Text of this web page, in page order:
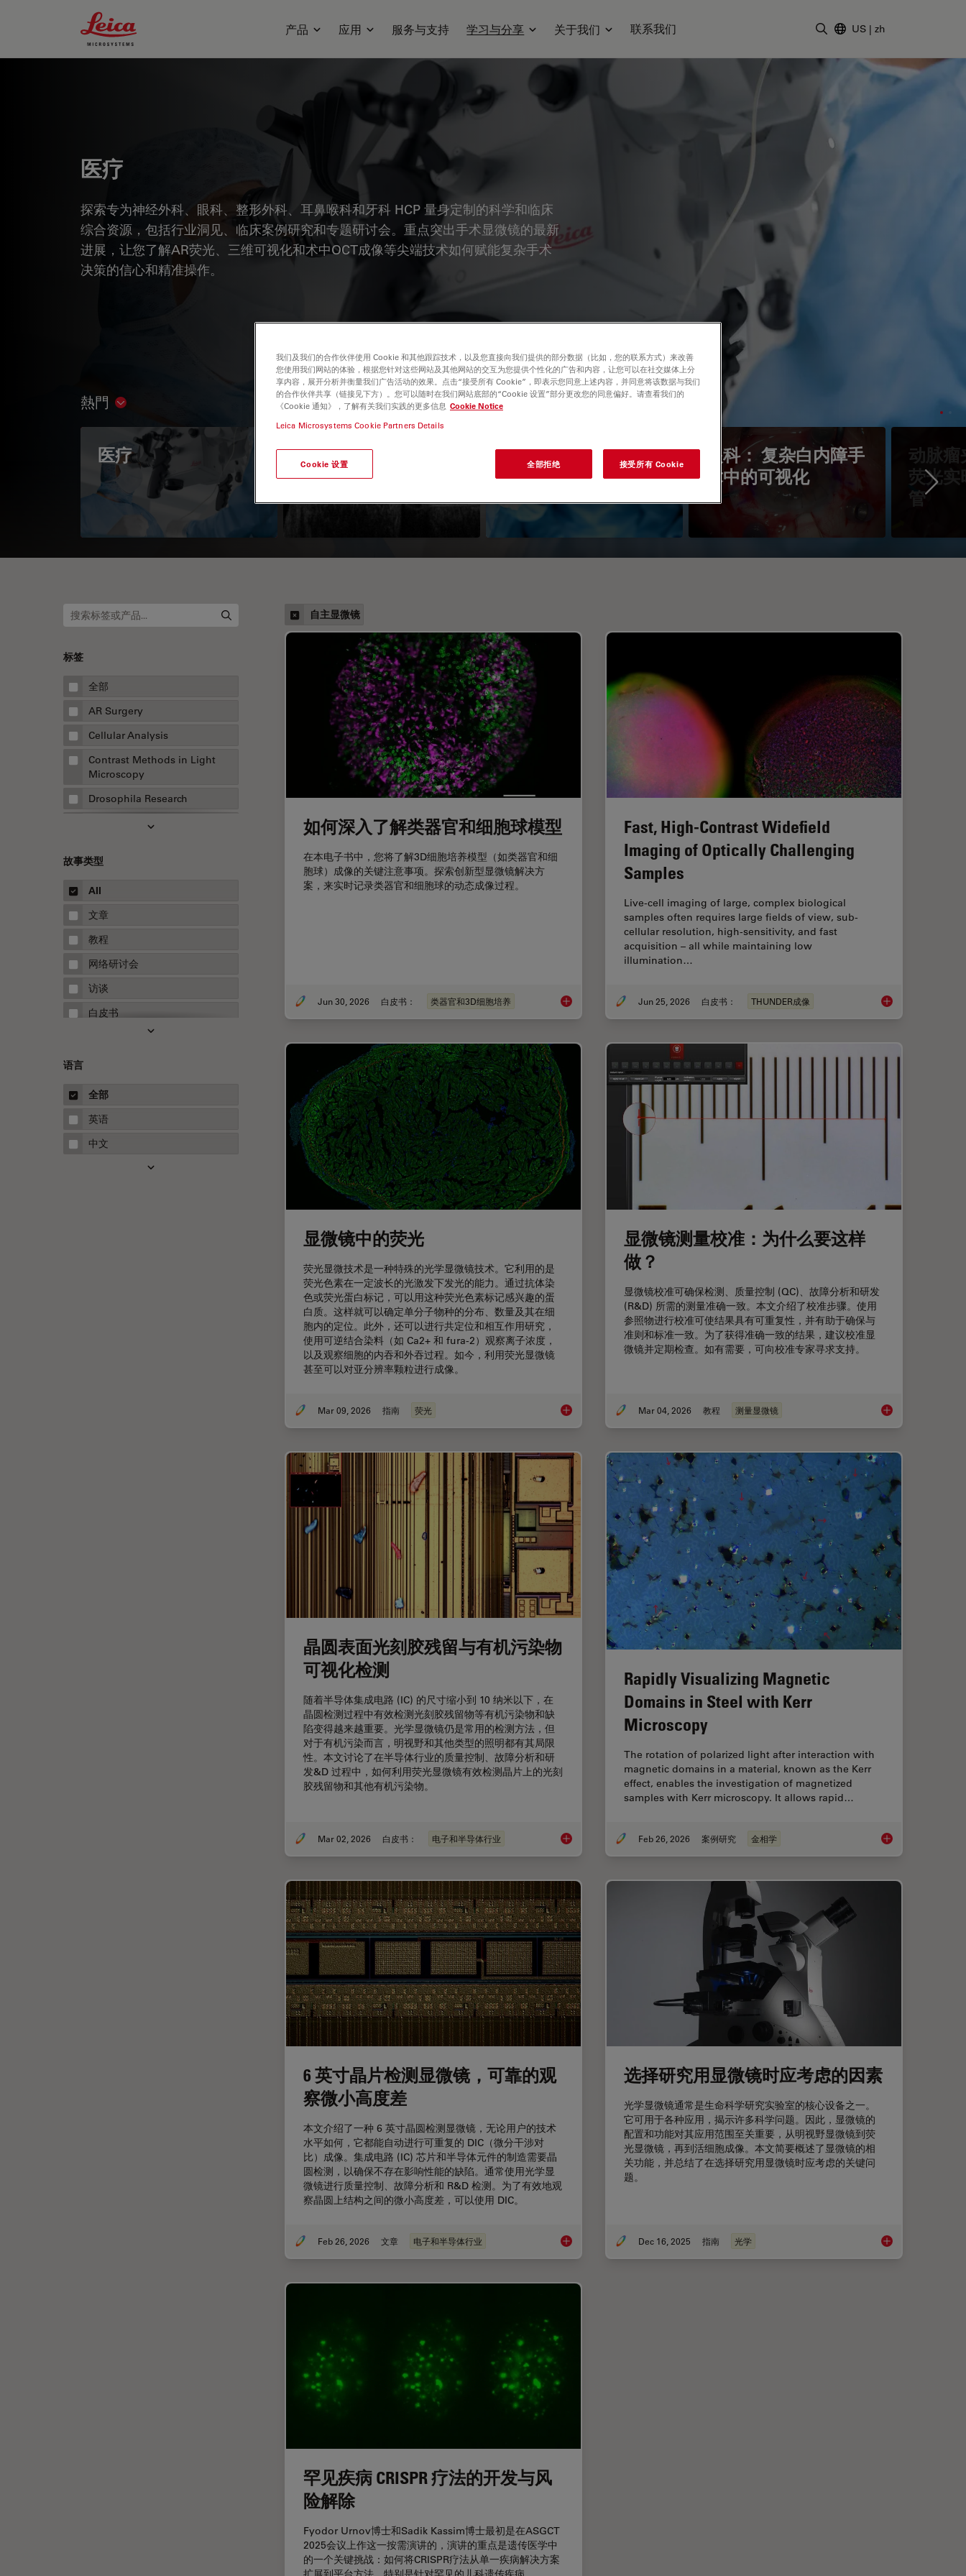
Leica Microsystems Logo
产品 应用 服务与支持 学习与分享 关于我们 联系我们 US | zh
医疗
探索专为神经外科、眼科、整形外科、耳鼻喉科和牙科 HCP 量身定制的科学和临床
综合资源，包括行业洞见、临床案例研究和专题研讨会。重点突出手术显微镜的最新
进展，让您了解AR荧光、三维可视化和术中OCT成像等尖端技术如何赋能复杂手术
决策的信心和精准操作。
熱門 Show subnavigation
医疗 眼科OCT成像系统
如何安装手术显微镜
无菌保护罩
眼科： 复杂白内障手
术中的可视化
动脉瘤
荧光
管
标签
全部
AR Surgery
Cellular Analysis
Contrast Methods in Light
Microscopy
Drosophila Research
EMBL 成像中心
FluoSync
HyD检测器（磷砷化镓混合检测
器）
Inverted Microscopy
Microhub成像
Neuro-Oncology
Neurovascular Surgery
故事类型
All
文章
教程
网络研讨会
访谈
白皮书
指南
语言
全部
英语
中文
自主显微镜
如何深入了解类器官和细胞球模型
在本电子书中，您将了解3D细胞培养模型（如类器官和细
胞球）成像的关键注意事项。探索创新型显微镜解决方
案，来实时记录类器官和细胞球的动态成像过程。
Jun 30, 2026 白皮书： 类器官和3D细胞培养 如何深入了解类器官和细胞球模型
Fast, High-Contrast Widefield
Imaging of Optically Challenging
Samples
Live‑cell imaging of large, complex biological
samples often requires large fields of view, sub-
cellular resolution, high-sensitivity, and fast
acquisition – all while maintaining low
illumination…
Jun 25, 2026 白皮书： THUNDER成像 Fast, High-Contrast
显微镜中的荧光
荧光显微技术是一种特殊的光学显微镜技术。它利用的是
荧光色素在一定波长的光激发下发光的能力。通过抗体染
色或荧光蛋白标记，可以用这种荧光色素标记感兴趣的蛋
白质。这样就可以确定单分子物种的分布、数量及其在细
胞内的定位。此外，还可以进行共定位和相互作用研究，
使用可逆结合染料（如 Ca2+ 和 fura-2）观察离子浓度，
以及观察细胞的内吞和外吞过程。如今，利用荧光显微镜
甚至可以对亚分辨率颗粒进行成像。
Mar 09, 2026 指南 荧光 显微镜中的荧光
显微镜测量校准：为什么要这样
做？
显微镜校准可确保检测、质量控制 (QC)、故障分析和研发
(R&D) 所需的测量准确一致。本文介绍了校准步骤。使用
参照物进行校准可使结果具有可重复性，并有助于确保与
准则和标准一致。为了获得准确一致的结果，建议校准显
微镜并定期检查。如有需要，可向校准专家寻求支持。
Mar 04, 2026 教程 测量显微镜 显微镜测量校准：为
晶圆表面光刻胶残留与有机污染物
可视化检测
随着半导体集成电路 (IC) 的尺寸缩小到 10 纳米以下，在
晶圆检测过程中有效检测光刻胶残留物等有机污染物和缺
陷变得越来越重要。光学显微镜仍是常用的检测方法，但
对于有机污染而言，明视野和其他类型的照明都有其局限
性。本文讨论了在半导体行业的质量控制、故障分析和研
发&D 过程中，如何利用荧光显微镜有效检测晶片上的光刻
胶残留物和其他有机污染物。
Mar 02, 2026 白皮书： 电子和半导体行业 晶圆表面光刻胶残留与有机污染物可视化检测
Rapidly Visualizing Magnetic
Domains in Steel with Kerr
Microscopy
The rotation of polarized light after interaction with
magnetic domains in a material, known as the Kerr
effect, enables the investigation of magnetized
samples with Kerr microscopy. It allows rapid…
Feb 26, 2026 案例研究 金相学 Rapidly Visualizing
6 英寸晶片检测显微镜，可靠的观
察微小高度差
本文介绍了一种 6 英寸晶圆检测显微镜，无论用户的技术
水平如何，它都能自动进行可重复的 DIC（微分干涉对
比）成像。集成电路 (IC) 芯片和半导体元件的制造需要晶
圆检测，以确保不存在影响性能的缺陷。通常使用光学显
微镜进行质量控制、故障分析和 R&D 检测。为了有效地观
察晶圆上结构之间的微小高度差，可以使用 DIC。
Feb 26, 2026 文章 电子和半导体行业 6 英寸晶片检测显微镜，可靠的观察微小高度差
选择研究用显微镜时应考虑的因素
光学显微镜通常是生命科学研究实验室的核心设备之一。
它可用于各种应用，揭示许多科学问题。因此，显微镜的
配置和功能对其应用范围至关重要，从明视野显微镜到荧
光显微镜，再到活细胞成像。本文简要概述了显微镜的相
关功能，并总结了在选择研究用显微镜时应考虑的关键问
题。
Dec 16, 2025 指南 光学 选择研究用显微镜时
罕见疾病 CRISPR 疗法的开发与风
险解除
Fyodor Urnov博士和Sadik Kassim博士最初是在ASGCT
2025会议上作这一按需演讲的，演讲的重点是遗传医学中
的一个关键挑战：如何将CRISPR疗法从单一疾病解决方案
我们及我们的合作伙伴使用 Cookie 和其他跟踪技术，以及您直接向我们提供的部分数据（比如，您的联系方式）来改善
您使用我们网站的体验，根据您针对这些网站及其他网站的交互为您提供个性化的广告和内容，让您可以在社交媒体上分
享内容，展开分析并衡量我们广告活动的效果。点击“接受所有 Cookie”，即表示您同意上述内容，并同意将该数据与我们
的合作伙伴共享（链接见下方）。您可以随时在我们网站底部的“Cookie 设置”部分更改您的同意偏好。请查看我们的
《Cookie 通知》，了解有关我们实践的更多信息 Cookie Notice
Leica Microsystems Cookie Partners Details
Cookie 设置 全部拒绝 接受所有 Cookie